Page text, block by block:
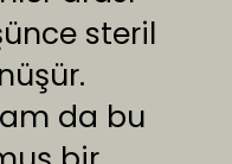
steril
da bu